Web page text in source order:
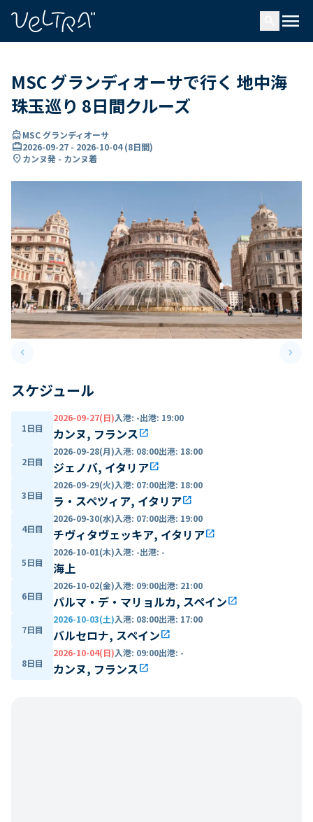
menu
MSC グランディオーサで行く 地中海
珠玉巡り 8日間クルーズ
directions_boatMSC グランディオーサ
card_travel2026-09-27 - 2026-10-04(8日間)
location_onカンヌ発 - カンヌ着
keyboard_arrow_leftPrevious slide keyboard_arrow_right
スケジュール
1日目
2026-09-27(日)入港: -出港: 19:00
カンヌ, フランスopen_in_new
2日目
2026-09-28(月)入港: 08:00出港: 18:00
ジェノバ, イタリアopen_in_new
3日目
2026-09-29(火)入港: 07:00出港: 18:00
ラ・スペツィア, イタリアopen_in_new
4日目
2026-09-30(水)入港: 07:00出港: 19:00
チヴィタヴェッキア, イタリアopen_in_new
5日目
2026-10-01(木)入港: -出港: -
海上
6日目
2026-10-02(金)入港: 09:00出港: 21:00
パルマ・デ・マリョルカ, スペインopen_in_new
7日目
2026-10-03(土)入港: 08:00出港: 17:00
バルセロナ, スペインopen_in_new
8日目
2026-10-04(日)入港: 09:00出港: -
カンヌ, フランスopen_in_new